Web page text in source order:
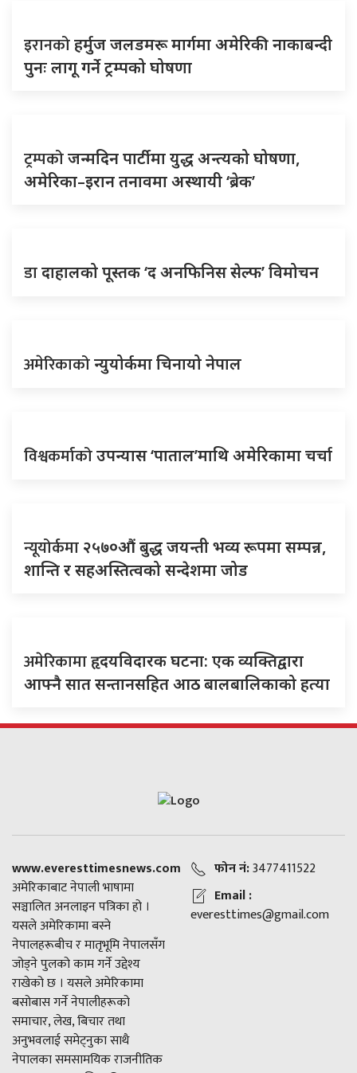
इरानकोहर्मुज जलडमरू मार्गमा अमेरिकी नाकाबन्दी
पुनः लागू गर्ने ट्रम्पको घोषणा
ट्रम्पकोजन्मदिन पार्टीमा युद्ध अन्त्यको घोषणा,
अमेरिका–इरान तनावमा अस्थायी ‘ब्रेक’
डादाहालको पूस्तक ‘द अनफिनिस सेल्फ’ विमोचन
अमेरिकाकोन्युयोर्कमा चिनायो नेपाल
विश्वकर्माकोउपन्यास ‘पाताल’माथि अमेरिकामा चर्चा
न्यूयोर्कमा २५७०औं बुद्ध जयन्ती भव्य रूपमा सम्पन्न,
शान्ति र सहअस्तित्वको सन्देशमा जोड
अमेरिकामाहृदयविदारक घटना: एक व्यक्तिद्वारा
आफ्नै सात सन्तानसहित आठ बालबालिकाको हत्या
www.everesttimesnews.com
अमेरिकाबाट नेपाली भाषामा
सञ्चालित अनलाइन पत्रिका हो ।
यसले अमेरिकामा बस्ने
नेपालहरूबीच र मातृभूमि नेपालसँग
जोड्ने पुलको काम गर्ने उद्देश्य
राखेको छ । यसले अमेरिकामा
बसोबास गर्ने नेपालीहरूको
समाचार, लेख, बिचार तथा
अनुभवलाई समेट्नुका साथै
नेपालका समसामयिक राजनीतिक
फोन नं:3477411522
Email :
everesttimes@gmail.com